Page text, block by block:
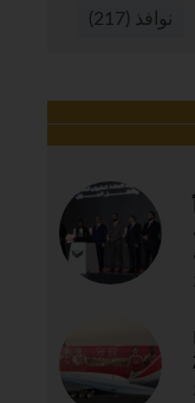
نوافذ (217)